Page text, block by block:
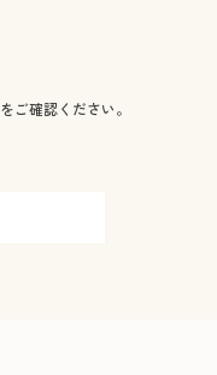
をご確認ください。